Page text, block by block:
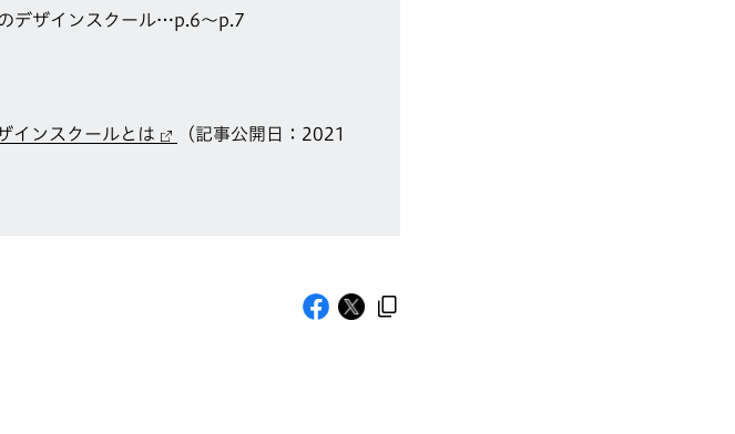
デザインスクール…p.6〜p.7
インスクールとは
（記事公開日：2021